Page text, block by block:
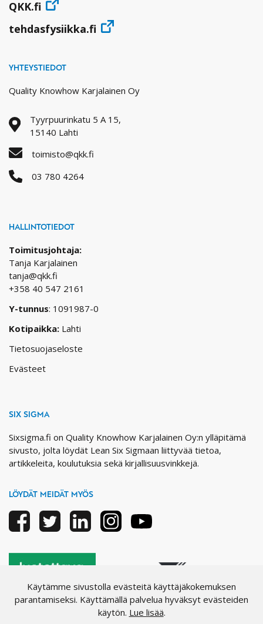
QKK.fi
tehdasfysiikka.fi
YHTEYSTIEDOT
Quality Knowhow Karjalainen Oy
Tyyrpuurinkatu 5 A 15,
15140 Lahti
toimisto@qkk.fi
03 780 4264
HALLINTOTIEDOT
Toimitusjohtaja:
Tanja Karjalainen
tanja@qkk.fi
+358 40 547 2161
Y-tunnus: 1091987-0
Kotipaikka: Lahti
Tietosuojaseloste
Evästeet
SIX SIGMA
Sixsigma.fi on Quality Knowhow Karjalainen Oy:n ylläpitämä
sivusto, jolta löydät Lean Six Sigmaan liittyvää tietoa,
artikkeleita, koulutuksia sekä kirjallisuusvinkkejä.
LÖYDÄT MEIDÄT MYÖS
FacebookTwitter LinkedinInstagramYoutube
Käytämme sivustolla evästeitä käyttäjäkokemuksen
parantamiseksi. Käyttämällä palvelua hyväksyt evästeiden
käytön. Lue lisää.